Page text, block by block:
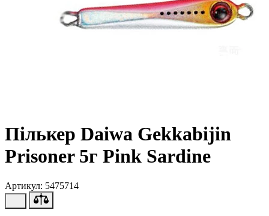
Пількер Daiwa Gekkabijin
Prisoner 5г Pink Sardine
Артикул: 5475714